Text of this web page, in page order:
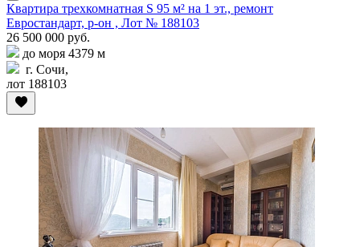
Квартира трехкомнатная S 95 м² на 1 эт., ремонт
Евростандарт, р-он , Лот № 188103
26 500 000 руб.
до моря 4379 м
г. Сочи,
лот 188103